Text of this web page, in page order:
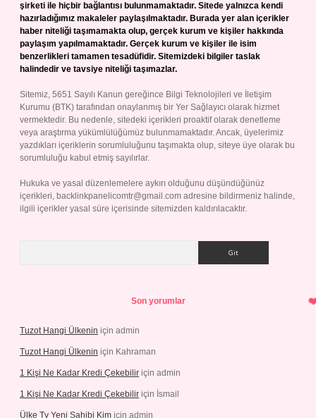
şirketi ile hiçbir bağlantısı bulunmamaktadır. Sitede yalnızca kendi
hazırladığımız makaleler paylaşılmaktadır. Burada yer alan içerikler
haber niteliği taşımamakta olup, gerçek kurum ve kişiler hakkında
paylaşım yapılmamaktadır. Gerçek kurum ve kişiler ile isim
benzerlikleri tamamen tesadüfidir. Sitemizdeki bilgiler taslak
halindedir ve tavsiye niteliği taşımazlar.
Sitemiz, 5651 Sayılı Kanun gereğince Bilgi Teknolojileri ve İletişim
Kurumu (BTK) tarafından onaylanmış bir Yer Sağlayıcı olarak hizmet
vermektedir. Bu nedenle, sitedeki içerikleri proaktif olarak denetleme
veya araştırma yükümlülüğümüz bulunmamaktadır. Ancak, üyelerimiz
yazdıkları içeriklerin sorumluluğunu taşımakta olup, siteye üye olarak bu
sorumluluğu kabul etmiş sayılırlar.
Hukuka ve yasal düzenlemelere aykırı olduğunu düşündüğünüz
içerikleri, backlinkpanelicomtr@gmail.com adresine bildirmeniz halinde,
ilgili içerikler yasal süre içerisinde sitemizden kaldırılacaktır.
Son yorumlar
Tuzot Hangi Ülkenin için admin
Tuzot Hangi Ülkenin için Kahraman
1 Kişi Ne Kadar Kredi Çekebilir için admin
1 Kişi Ne Kadar Kredi Çekebilir için İsmail
Ülke Tv Yeni Sahibi Kim için admin